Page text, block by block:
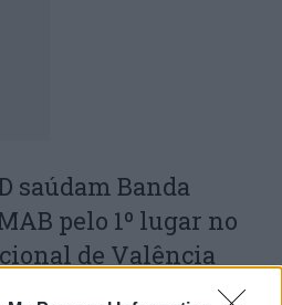
saúdam Banda
pelo 1º lugar no
de Valência